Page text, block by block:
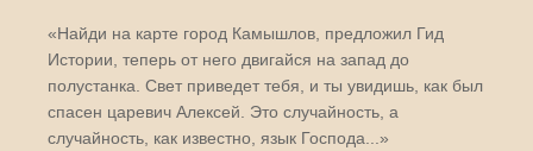
«Найди на карте город Камышлов, предложил Гид
Истории, теперь от него двигайся на запад до
полустанка. Свет приведет тебя, и ты увидишь, как был
спасен царевич Алексей. Это случайность, а
случайность, как известно, язык Господа...»